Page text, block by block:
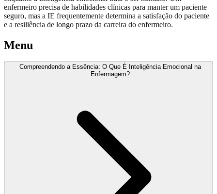
enfermeiro precisa de habilidades clínicas para manter um paciente
seguro, mas a IE frequentemente determina a satisfação do paciente
e a resiliência de longo prazo da carreira do enfermeiro.
Menu
Compreendendo a Essência: O Que É Inteligência Emocional na
Enfermagem?